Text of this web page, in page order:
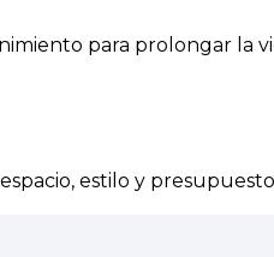
para prolongar la
estilo y